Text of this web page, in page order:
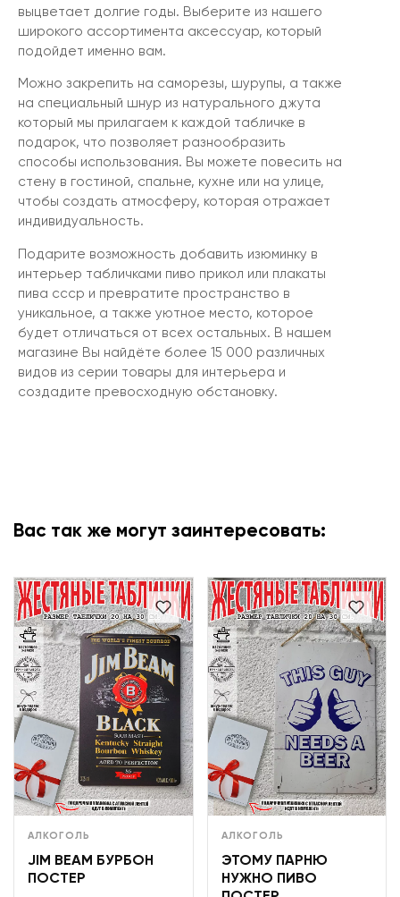
выцветает долгие годы. Выберите из нашего
широкого ассортимента аксессуар, который
подойдет именно вам.
Можно закрепить на саморезы, шурупы, а также
на специальный шнур из натурального джута
который мы прилагаем к каждой табличке в
подарок, что позволяет разнообразить
способы использования. Вы можете повесить на
стену в гостиной, спальне, кухне или на улице,
чтобы создать атмосферу, которая отражает
индивидуальность.
Подарите возможность добавить изюминку в
интерьер табличками пиво прикол или плакаты
пива ссср и превратите пространство в
уникальное, а также уютное место, которое
будет отличаться от всех остальных. В нашем
магазине Вы найдёте более 15 000 различных
видов из серии товары для интерьера и
создадите превосходную обстановку.
Вас так же могут заинтересовать:
АЛКОГОЛЬ
JIM BEAM БУРБОН
ПОСТЕР
АЛКОГОЛЬ
ЭТОМУ ПАРНЮ
НУЖНО ПИВО